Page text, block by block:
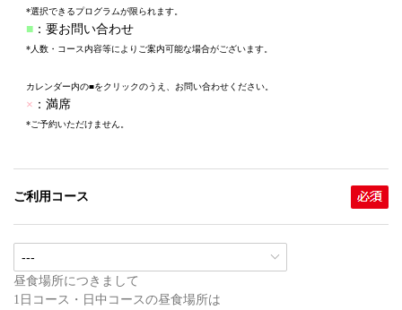
*選択できるプログラムが限られます。
■ ：要お問い合わせ
*人数・コース内容等によりご案内可能な場合がございます。
カレンダー内の■をクリックのうえ、お問い合わせください。
× ：満席
*ご予約いただけません。
ご利用コース
昼食場所につきまして
1日コース・日中コースの昼食場所は